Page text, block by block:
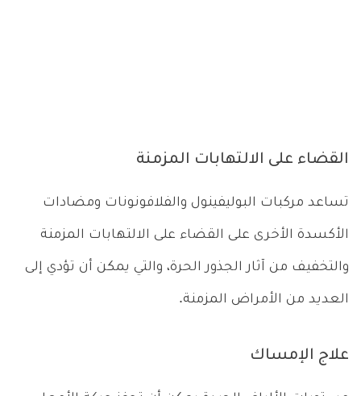
القضاء على الالتهابات المزمنة
تساعد مركبات البوليفينول والفلافونونات ومضادات
الأكسدة الأخرى على القضاء على الالتهابات المزمنة
والتخفيف من آثار الجذور الحرة، والتي يمكن أن تؤدي إلى
العديد من الأمراض المزمنة.
علاج الإمساك